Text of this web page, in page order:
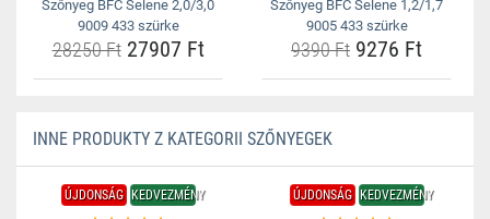
Szőnyeg BFC Selene 2,0/3,0
9009 433 szürke
28250 Ft27907 Ft
Szőnyeg BFC Selene 1,2/1,7
9005 433 szürke
9390 Ft 9276 Ft
INNE PRODUKTY Z KATEGORII SZŐNYEGEK
ÚJDONSÁG KEDVEZMÉNY ÚJDONSÁG KEDVEZMÉNY